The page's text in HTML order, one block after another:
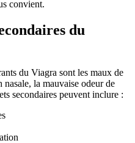
convient.
du
du Viagra sont les maux de
la mauvaise odeur de
secondaires peuvent inclure :